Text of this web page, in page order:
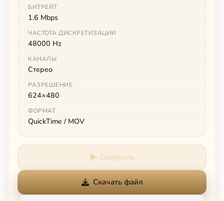
БИТРЕЙТ
1.6 Mbps
ЧАСТОТА ДИСКРЕТИЗАЦИИ
48000 Hz
КАНАЛЫ
Стерео
РАЗРЕШЕНИЕ
624×480
ФОРМАТ
QuickTime / MOV
Смотреть
Скачать файл